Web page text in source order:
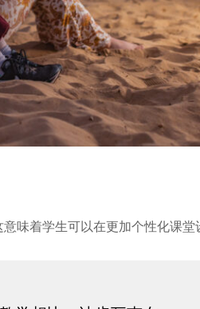
味着学生可以在更加个性化课堂